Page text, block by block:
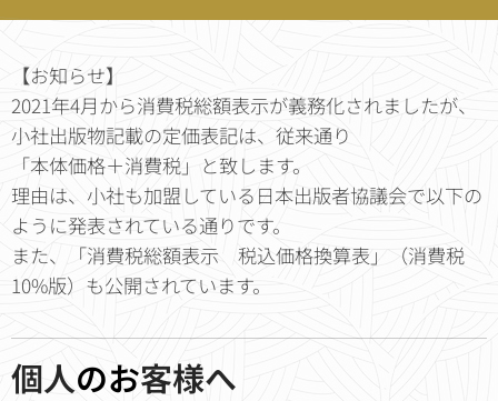
【お知らせ】
2021年4月から消費税総額表示が義務化されましたが、
小社出版物記載の定価表記は、従来通り
「本体価格＋消費税」と致します。
理由は、小社も加盟している日本出版者協議会で以下の
ように発表されている通りです。
また、「消費税総額表示 税込価格換算表」（消費税
10%版）も公開されています。
個人のお客様へ